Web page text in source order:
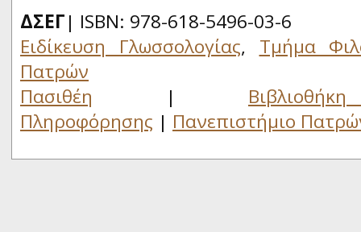
ΔΣΕΓ| ISBN: 978-618-5496-03-6
Ειδίκευση Γλωσσολογίας, Τμήμα
Πατρών
Πασιθέη |
Πληροφόρησης | Πανεπιστήμιο